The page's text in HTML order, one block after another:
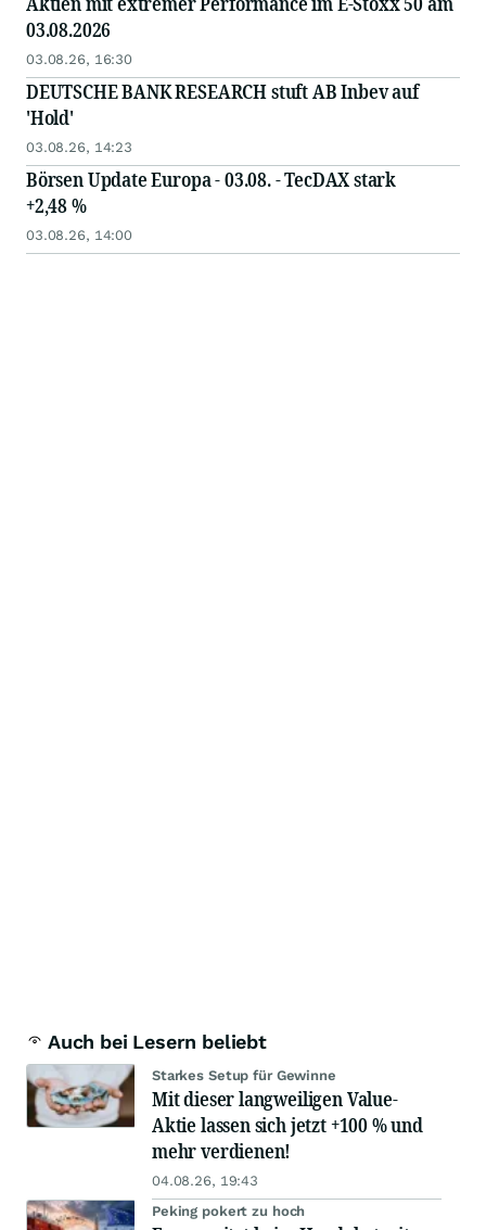
03.08.2026
03.08.26, 16:30
DEUTSCHE BANK RESEARCH stuft AB Inbev auf
'Hold'
03.08.26, 14:23
Börsen Update Europa - 03.08. - TecDAX stark
+2,48 %
03.08.26, 14:00
Auch bei Lesern beliebt
Starkes Setup für Gewinne
Mit dieser langweiligen Value-
Aktie lassen sich jetzt +100 % und
mehr verdienen!
04.08.26, 19:43
Peking pokert zu hoch